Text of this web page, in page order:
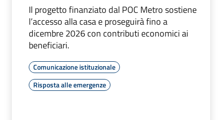
Il progetto finanziato dal POC Metro sostiene
l’accesso alla casa e proseguirà fino a
dicembre 2026 con contributi economici ai
beneficiari.
Comunicazione istituzionale
Risposta alle emergenze